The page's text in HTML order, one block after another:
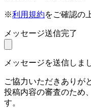
※利用規約をご確認の
メッセージ送信完了
メッセージを送信しま
ご協力いただきありが
投稿内容の審査のため
す。